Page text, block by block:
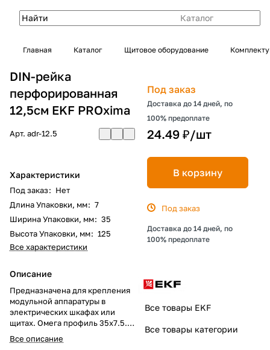
Каталог
Главная Каталог Щитовое оборудование
DIN-рейка
перфорированная
12,5см EKF PROxima
Арт. adr-12.5
Характеристики
Под заказ: Нет
Длина Упаковки, мм: 7
Ширина Упаковки, мм: 35
Высота Упаковки, мм: 125
Все характеристики
Описание
Предназначена для крепления
модульной аппаратуры в
электрических шкафах или
щитах. Омега профиль 35х7.5.
Толщина 0,8 мм. Изготовлена
из оцинкованной
Все описание
Под заказ
Доставка до 14 дней, по
100% предоплате
24.49 ₽/шт
В корзину
Под заказ
Доставка до 14 дней, по
100% предоплате
Все товары EKF
Все товары категории